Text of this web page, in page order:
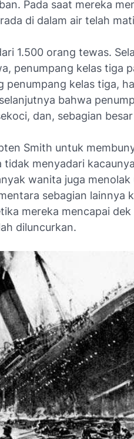
Pada saat mereka
di dalam air telah
1.500 orang tewas.
penumpang kelas tiga
penumpang kelas tiga,
bahwa
dan, sebagian
Smith untuk
menyadari
wanita juga
sebagian lainnya
mereka mencapai
diluncurkan.